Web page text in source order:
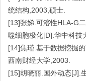
统结构,2003,硕士.
[13]张娣.可溶性HLA-G
噬细胞极化[D].华中科技
[14]焦瑾.基于数据挖掘
西南财经大学,2003.
[15]胡晓丽.国外动态[J].